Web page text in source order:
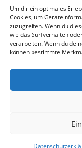
Um dir ein optimales
Cookies, um
zuzugreifen. Wenn du
wie das Surfverhalten
verarbeiten. Wenn du
können bestimmte
Biologisches Wunder in
Ein vermeintliches
Archiv
© Copyright 2026 ·